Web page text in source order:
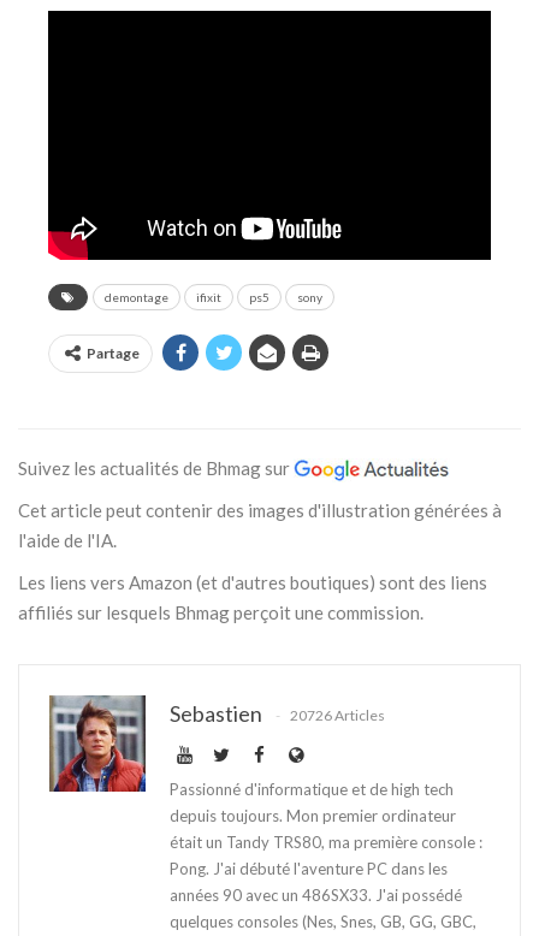
demontage ifixit ps5 sony
Partage
Suivez les actualités de Bhmag sur
Cet article peut contenir des images d'illustration générées à
l'aide de l'IA.
Les liens vers Amazon (et d'autres boutiques) sont des liens
affiliés sur lesquels Bhmag perçoit une commission.
Sebastien 20726 Articles
Passionné d'informatique et de high tech
depuis toujours. Mon premier ordinateur
était un Tandy TRS80, ma première console :
Pong. J'ai débuté l'aventure PC dans les
années 90 avec un 486SX33. J'ai possédé
quelques consoles (Nes, Snes, GB, GG, GBC,